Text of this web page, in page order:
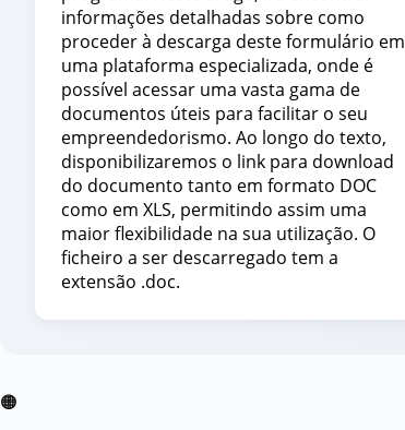
informações detalhadas sobre como
proceder à descarga deste formulário em
uma plataforma especializada, onde é
possível acessar uma vasta gama de
documentos úteis para facilitar o seu
empreendedorismo. Ao longo do texto,
disponibilizaremos o link para download
do documento tanto em formato DOC
como em XLS, permitindo assim uma
maior flexibilidade na sua utilização. O
ficheiro a ser descarregado tem a
extensão .doc.
🟠